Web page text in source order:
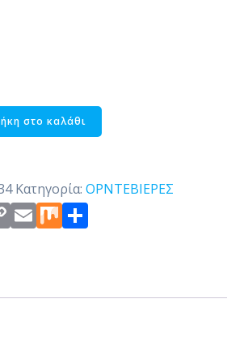
στο καλάθι
Κατηγορία: ΟΡΝΤΕΒΙΕΡΕΣ
Copy
Link
Email
MixΜοιραστείτε